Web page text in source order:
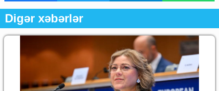
Digər xəbərlər